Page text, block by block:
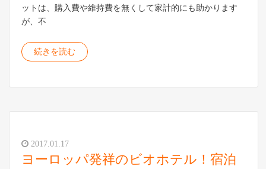
ットは、購入費や維持費を無くして家計的にも助かります
が、不
続きを読む
2017.01.17
ヨーロッパ発祥のビオホテル！宿泊